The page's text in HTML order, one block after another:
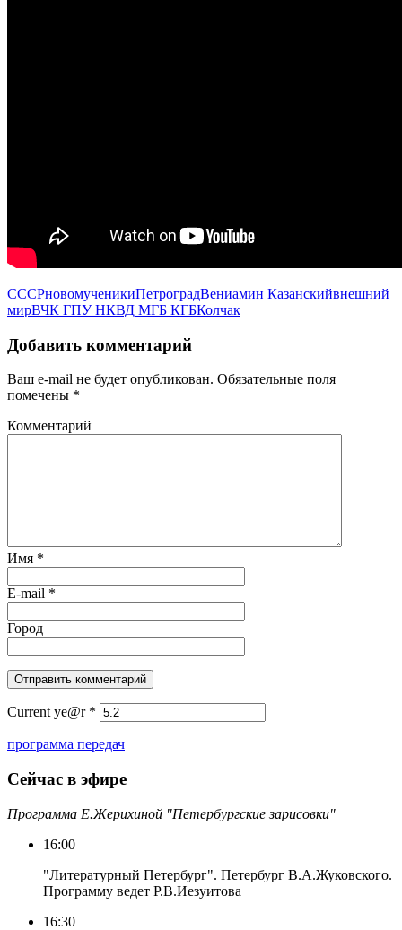
СССРновомученикиПетроградВениамин Казанскийвнешний
мирВЧК ГПУ НКВД МГБ КГБКолчак
Добавить комментарий
Ваш e-mail не будет опубликован. Обязательные поля
помечены *
Комментарий
Имя *
E-mail *
Город
Current ye@r *
программа передач
Сейчас в эфире
Программа Е.Жерихиной "Петербургские зарисовки"
16:00
"Литературный Петербург". Петербург В.А.Жуковского.
Программу ведет Р.В.Иезуитова
16:30